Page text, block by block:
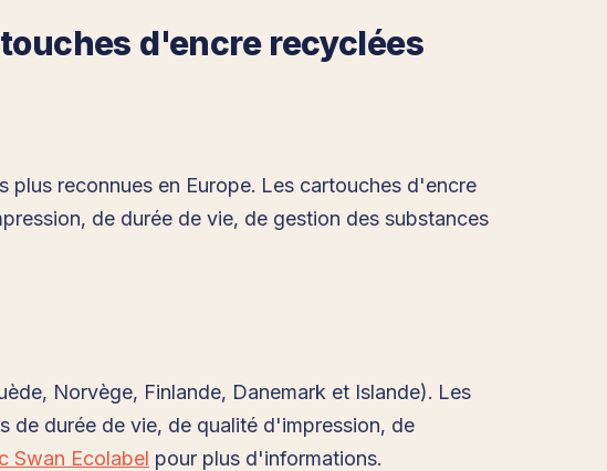
d'encre recyclées
reconnues en Europe. Les cartouches d'encre
de durée de vie, de gestion des substances
Norvège, Finlande, Danemark et Islande). Les
de durée de vie, de qualité d'impression, de
Swan Ecolabel pour plus d'informations.